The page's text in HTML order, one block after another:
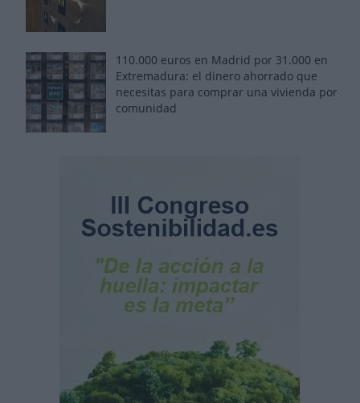
110.000 euros en Madrid por 31.000 en
Extremadura: el dinero ahorrado que
necesitas para comprar una vivienda por
comunidad